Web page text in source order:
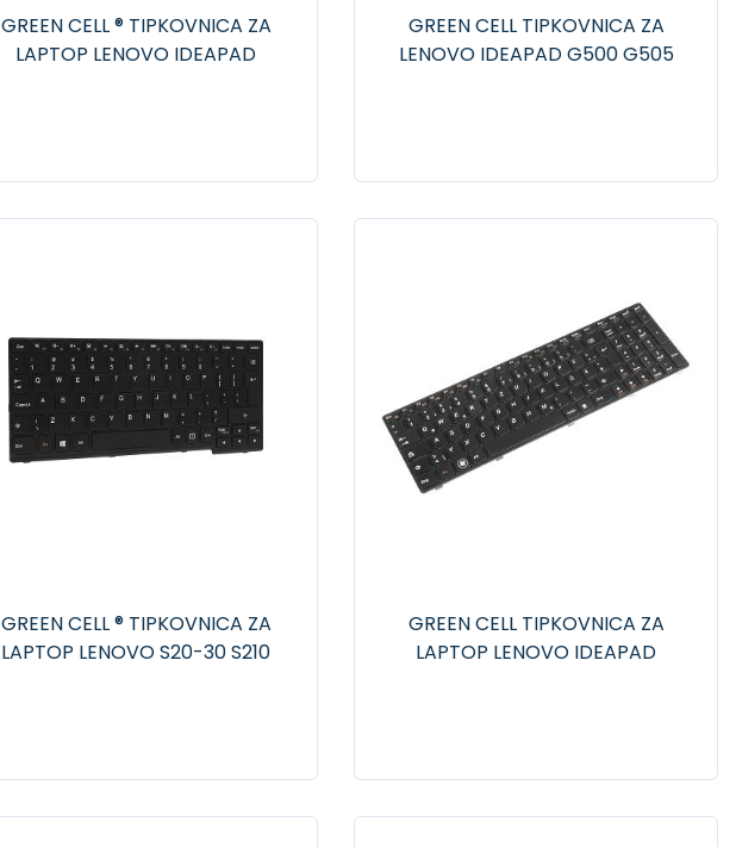
GREEN CELL ® TIPKOVNICA ZA
LAPTOP LENOVO IDEAPAD
GREEN CELL TIPKOVNICA ZA
LENOVO IDEAPAD G500 G505
GREEN CELL ® TIPKOVNICA ZA
LAPTOP LENOVO S20-30 S210
GREEN CELL TIPKOVNICA ZA
LAPTOP LENOVO IDEAPAD